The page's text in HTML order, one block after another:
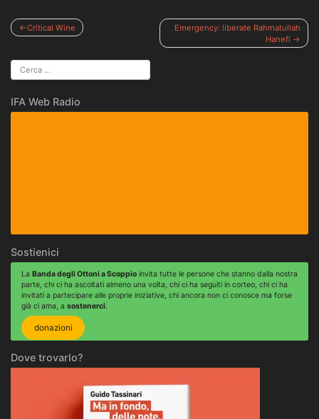
Navigazione
Critical Wine
Emergency: liberate Rahmatullah
Hanefi
IFA Web Radio
Sostienici
La Banda degli Ottoni a Scoppio invita tutte le persone che stanno dalla nostra
parte, chi ci ha ascoltati almeno una volta, chi ci ha seguiti in corteo, chi ci ha
invitati a partecipare alle proprie iniziative, chi ancora non ci conosce ma forse
già ci ama, a sostenerci.
donazioni
Dove trovarlo?